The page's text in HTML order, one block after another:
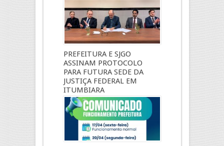
PREFEITURA E SJGO
ASSINAM PROTOCOLO
PARA FUTURA SEDE DA
JUSTIÇA FEDERAL EM
ITUMBIARA
16 de maio, 2026